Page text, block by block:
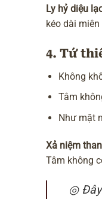
Ly hỷ diệu
kéo dài
4. Tứ
Không
Tâm
Như mặt
Xả niệm
Tâm không
◎